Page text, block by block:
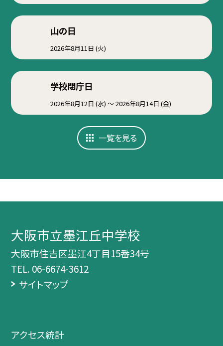
山の日
2026年8月11日 (火)
学校閉庁日
2026年8月12日 (水) ～ 2026年8月14日 (金)
一覧を見る
大阪市立墨江丘中学校
大阪市住吉区墨江4丁目15番34号
TEL. 06-6674-3612
サイトマップ
アクセス統計